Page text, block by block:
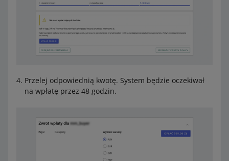
Przelej odpowiednią kwotę. System będzie oczekiwał
na wpłatę przez 48 godzin.